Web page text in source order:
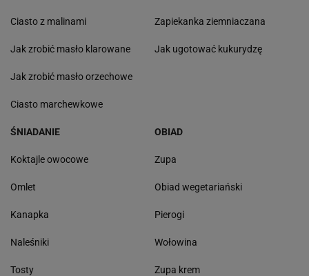
Ciasto z malinami
Jak zrobić masło klarowane
Jak zrobić masło orzechowe
Ciasto marchewkowe
Zapiekanka ziemniaczana
Jak ugotować kukurydzę
ŚNIADANIE
Koktajle owocowe
Omlet
Kanapka
Naleśniki
Tosty
OBIAD
Zupa
Obiad wegetariański
Pierogi
Wołowina
Zupa krem